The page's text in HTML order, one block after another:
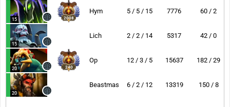
15 2008
Hym 5 / 5 / 15 7776 60 / 2
15
Lich 2 / 2 / 14 5317 42 / 0
20 240
Op 12 / 3 / 5 15637 182 / 29
20
Beastmaster 6 / 2 / 12 13319 150 / 8